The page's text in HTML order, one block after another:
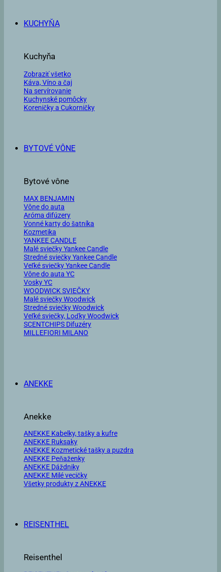
KUCHYŇA
Kuchyňa
Zobraziť všetko
Káva, Víno a čaj
Na servírovanie
Kuchynské pomôcky
Koreničky a Cukorničky
BYTOVÉ VÔNE
Bytové vône
MAX BENJAMIN
Vône do auta
Aróma difúzery
Vonné karty do šatníka
Kozmetika
YANKEE CANDLE
Malé sviečky Yankee Candle
Stredné sviečky Yankee Candle
Veľké sviečky Yankee Candle
Vône do auta YC
Vosky YC
WOODWICK SVIEČKY
Malé sviečky Woodwick
Stredné sviečky Woodwick
Veľké sviečky, Loďky Woodwick
SCENTCHIPS Difuzéry
MILLEFIORI MILANO
ANEKKE
Anekke
ANEKKE Kabelky, tašky a kufre
ANEKKE Ruksaky
ANEKKE Kozmetické tašky a puzdra
ANEKKE Peňaženky
ANEKKE Dáždniky
ANEKKE Milé vecičky
Všetky produkty z ANEKKE
REISENTHEL
Reisenthel